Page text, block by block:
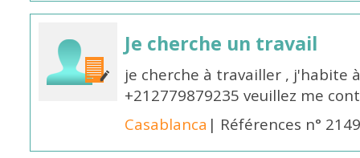
Je cherche un travail
je cherche à travailler , j'habite
+212779879235 veuillez me
Casablanca | Références n°